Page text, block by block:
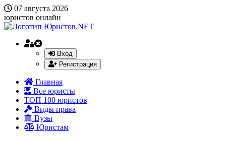
07 августа 2026
юристов онлайн
Вход
Регистрация
Главная
Все юристы
ТОП 100 юристов
Виды права
Вузы
Юристам